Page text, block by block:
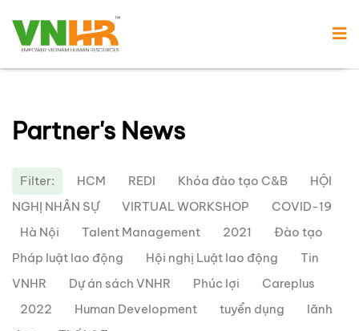
Partner's News
Filter: HCM REDI Khóa đào tạo C&B
HỘI
NGHỊ NHÂN SỰ
VIRTUAL WORKSHOP
COVID-19
Hà Nội
Talent Management 2021
Đào tạo
Pháp luật lao động
Hội nghị Luật lao động
Tin
VNHR
Dự án sách VNHR Phúc lợi
Careplus
2022
Human Development tuyển dụng
lãnh